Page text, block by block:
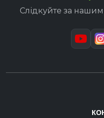
Слідкуйте за